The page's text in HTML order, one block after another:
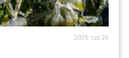
26 פבר 2025